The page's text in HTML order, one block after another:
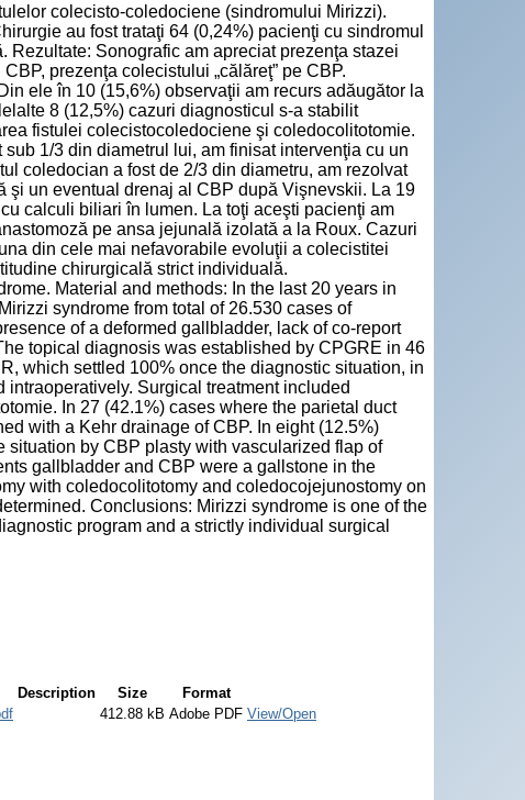
colecisto-coledociene (sindromului Mirizzi).
au fost trataţi 64 (0,24%) pacienţi cu sindromul
Sonografic am apreciat prezenţa stazei
prezenţa colecistului „călăreţ” pe CBP.
ele în 10 (15,6%) observaţii am recurs adăugător la
8 (12,5%) cazuri diagnosticul s-a stabilit
fistulei colecistocoledociene şi coledocolitotomie.
1/3 din diametrul lui, am finisat intervenţia cu un
coledocian a fost de 2/3 din diametru, am rezolvat
un eventual drenaj al CBP după Vişnevskii. La 19
calculi biliari în lumen. La toţi aceşti pacienţi am
pe ansa jejunală izolată a la Roux. Cazuri
din cele mai nefavorabile evoluţii a colecistitei
chirurgicală strict individuală.
Material and methods: In the last 20 years in
syndrome from total of 26.530 cases of
of a deformed gallbladder, lack of co-report
topical diagnosis was established by CPGRE in 46
which settled 100% once the diagnostic situation, in
Surgical treatment included
In 27 (42.1%) cases where the parietal duct
with a Kehr drainage of CBP. In eight (12.5%)
situation by CBP plasty with vascularized flap of
gallbladder and CBP were a gallstone in the
with coledocolitotomy and coledocojejunostomy on
Conclusions: Mirizzi syndrome is one of the
program and a strictly individual surgical
Description Size
Format
412.88 kB Adobe PDF View/Open